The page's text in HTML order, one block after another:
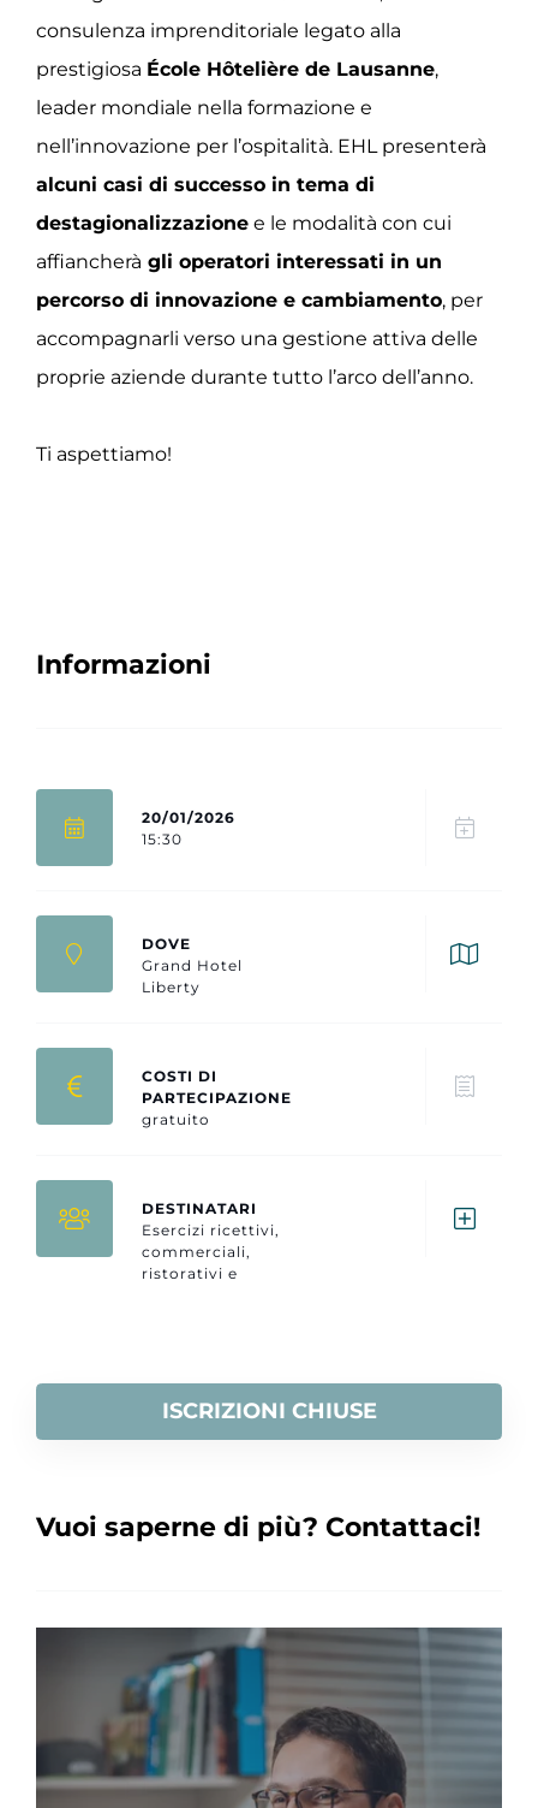
consulenza imprenditoriale legato alla
prestigiosa École Hôtelière de Lausanne,
leader mondiale nella formazione e
nell’innovazione per l’ospitalità. EHL presenterà
alcuni casi di successo in tema di
destagionalizzazione e le modalità con cui
affiancherà gli operatori interessati in un
percorso di innovazione e cambiamento, per
accompagnarli verso una gestione attiva delle
proprie aziende durante tutto l’arco dell’anno.
Ti aspettiamo!
Informazioni
20/01/2026
15:30
DOVE
Grand Hotel
Liberty
COSTI DI
PARTECIPAZIONE
gratuito
DESTINATARI
Esercizi ricettivi,
commerciali,
ristorativi e
ISCRIZIONI CHIUSE
Vuoi saperne di più? Contattaci!